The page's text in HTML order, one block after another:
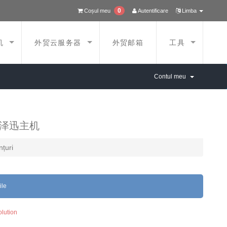
Limba
Autentificare
Coșul meu 0
外贸云服务器 外贸邮箱 工具
Contul meu
迅主机